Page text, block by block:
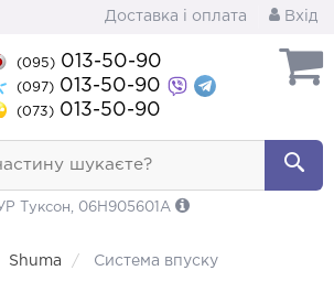
Доставка і оплата Вхід
(095) 013-50-90
(097) 013-50-90
(073) 013-50-90
шукаєте?
Туксон, 06H905601A
Shuma Система впуску